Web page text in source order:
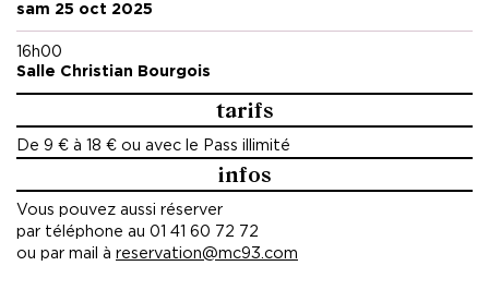
Bruxelles - Aide au projet interdisciplinaire ; La Bellone (BE) ;
Alkantara (PT) ; Théâtre National de Maputo (MZ) ;
compagnie Tristero (BE) ; Studio L’envers (BE) ; La Verrière
(BE) ; Piano Fabriek (BE) ; Compagnie Mossoux Bonté
(BE) ; Kunst festival (BE)
sam 25 oct 2025
16h00
Salle Christian Bourgois
tarifs
De 9 € à 18 € ou avec le Pass illimité
infos
Vous pouvez aussi réserver
par téléphone au 01 41 60 72 72
ou par mail à reservation@mc93.com